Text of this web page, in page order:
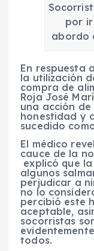
por
abordo
En respuesta
la utilización
compra de
Roja José
una acción
honestidad y
sucedido
El médico
cauce de la
explicó que
algunos
perjudicar a
no lo
percibió este
aceptable,
socorristas
todos.